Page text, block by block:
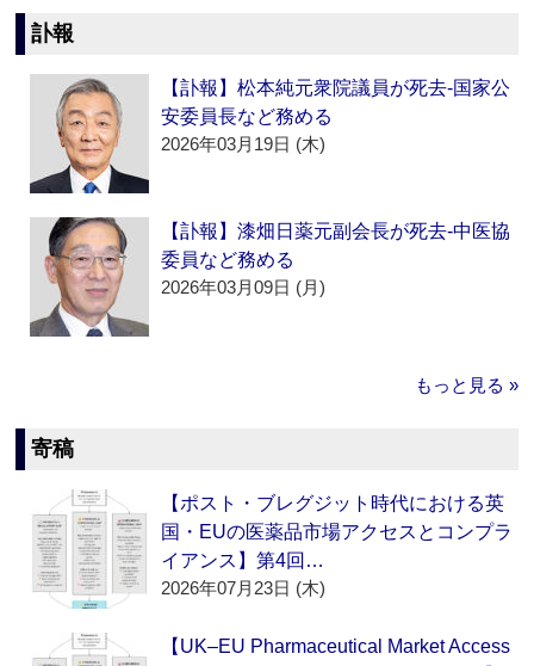
訃報
【訃報】松本純元衆院議員が死去‐国家公
安委員長など務める
2026年03月19日 (木)
【訃報】漆畑日薬元副会長が死去‐中医協
委員など務める
2026年03月09日 (月)
もっと見る »
寄稿
【ポスト・ブレグジット時代における英
国・EUの医薬品市場アクセスとコンプラ
イアンス】第4回…
2026年07月23日 (木)
【UK–EU Pharmaceutical Market Access